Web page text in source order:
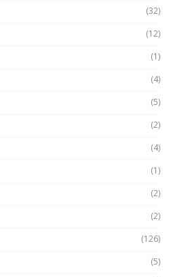
(32)
(12)
(1)
(4)
(5)
(2)
(4)
(1)
(2)
(2)
(126)
(5)